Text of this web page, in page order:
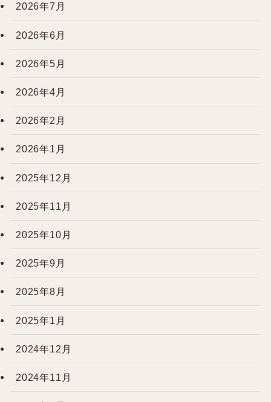
2026年7月
2026年6月
2026年5月
2026年4月
2026年2月
2026年1月
2025年12月
2025年11月
2025年10月
2025年9月
2025年8月
2025年1月
2024年12月
2024年11月